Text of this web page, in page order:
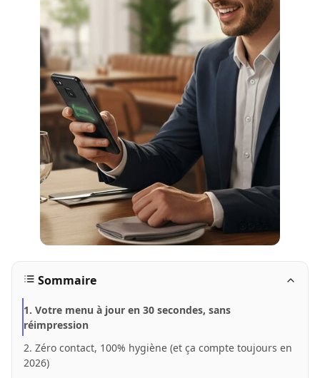
Sommaire
1. Votre menu à jour en 30 secondes, sans
réimpression
2. Zéro contact, 100% hygiène (et ça compte toujours en
2026)